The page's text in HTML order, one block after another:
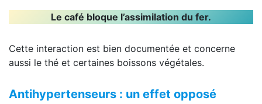
Le café bloque l’assimilation du fer.
Cette interaction est bien documentée et concerne
aussi le thé et certaines boissons végétales.
Antihypertenseurs : un effet opposé